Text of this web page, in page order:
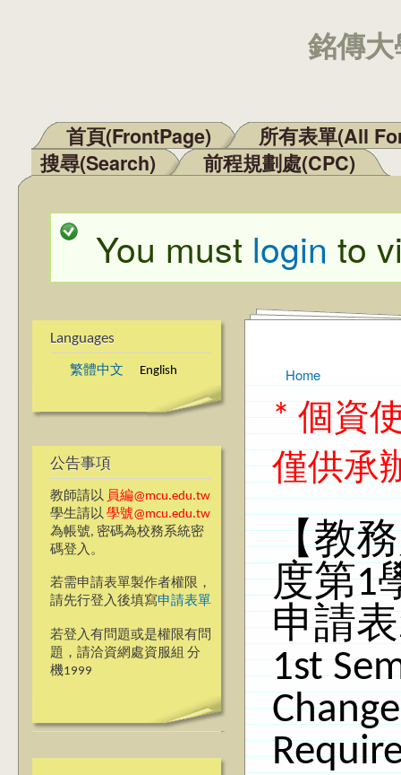
銘傳
Main menu
首頁(FrontPage)
所有表單(All
搜尋(Search)
前程規劃處(CPC)
Status message
You must login to
Languages
繁體中文 English
公告事項
教師請以 員編@mcu.edu.tw
學生請以 學號@mcu.edu.tw
為帳號, 密碼為校務系統密
碼登入。
若需申請表單製作者權限，
請先行登入後填寫申請表單
若登入有問題或是權限有問
題，請洽資網處資服組 分
機1999
You are here
Home
* 個資
僅供承
【教
度第1
申請表
1st